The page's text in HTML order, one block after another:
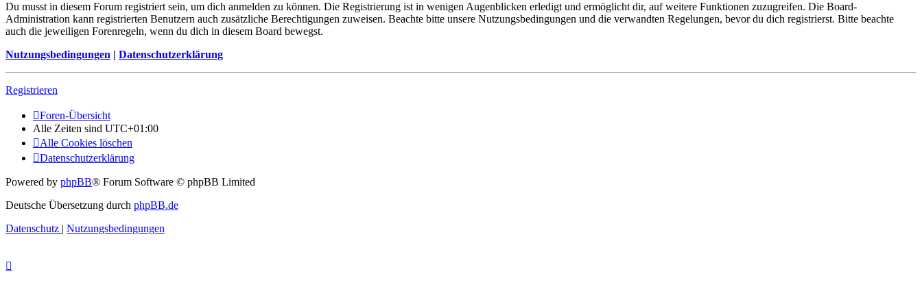
Du musst in diesem Forum registriert sein, um dich anmelden zu können. Die Registrierung ist in wenigen Augenblicken erledigt und ermöglicht dir, auf weitere Funktionen zuzugreifen. Die Board-
Administration kann registrierten Benutzern auch zusätzliche Berechtigungen zuweisen. Beachte bitte unsere Nutzungsbedingungen und die verwandten Regelungen, bevor du dich registrierst. Bitte beachte
auch die jeweiligen Forenregeln, wenn du dich in diesem Board bewegst.
Nutzungsbedingungen | Datenschutzerklärung
Registrieren
Foren-Übersicht
Alle Zeiten sind UTC+01:00
Alle Cookies löschen
Datenschutzerklärung
Powered by phpBB® Forum Software © phpBB Limited
Deutsche Übersetzung durch phpBB.de
Datenschutz | Nutzungsbedingungen